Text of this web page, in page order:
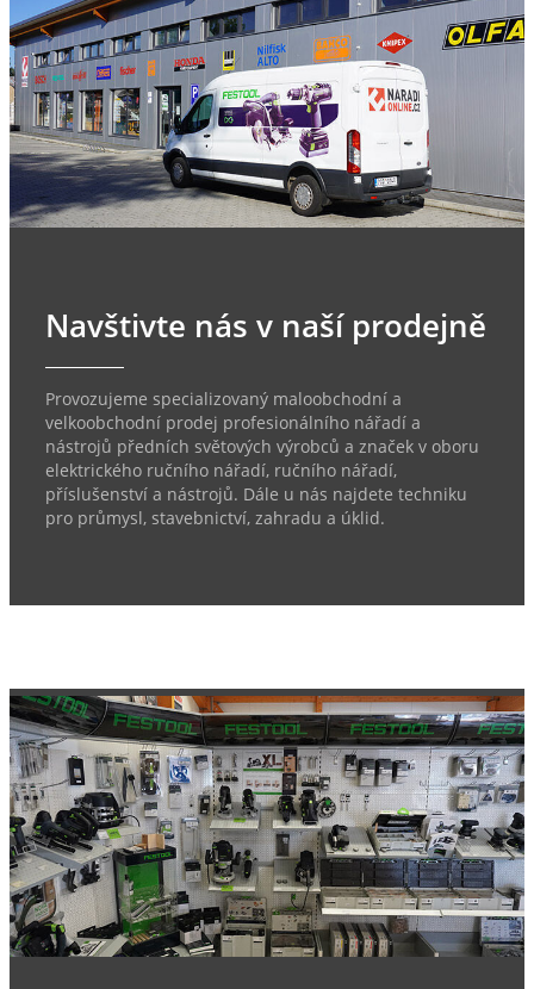
Navštivte nás v naší prodejně
Provozujeme specializovaný maloobchodní a
velkoobchodní prodej profesionálního nářadí a
nástrojů předních světových výrobců a značek v oboru
elektrického ručního nářadí, ručního nářadí,
příslušenství a nástrojů. Dále u nás najdete techniku
pro průmysl, stavebnictví, zahradu a úklid.